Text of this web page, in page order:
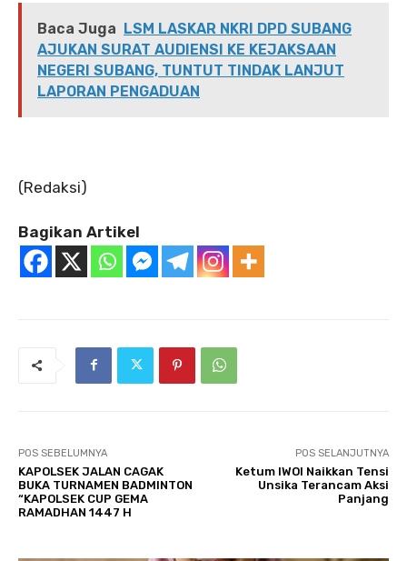
Baca Juga LSM LASKAR NKRI DPD SUBANG
AJUKAN SURAT AUDIENSI KE KEJAKSAAN
NEGERI SUBANG, TUNTUT TINDAK LANJUT
LAPORAN PENGADUAN
‎(Redaksi)
Bagikan Artikel
POS SEBELUMNYA
KAPOLSEK JALAN CAGAK
BUKA TURNAMEN BADMINTON
“KAPOLSEK CUP GEMA
RAMADHAN 1447 H
POS SELANJUTNYA
Ketum IWOI Naikkan Tensi
Unsika Terancam Aksi
Panjang